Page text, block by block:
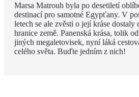
Marsa Matrouh byla po desetiletí
destinací pro samotné Egypťany. V
letech se ale zvěsti o její kráse dostaly
hranice země. Panenská krása, tolik
jiných megaletovisek, nyní láká
celého světa. Buďte jedním z nich!